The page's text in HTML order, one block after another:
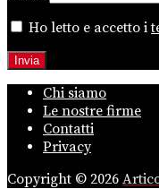
Ho letto e accetto i
Chi siamo
Le nostre firme
Contatti
Privacy
Copyright © 2026